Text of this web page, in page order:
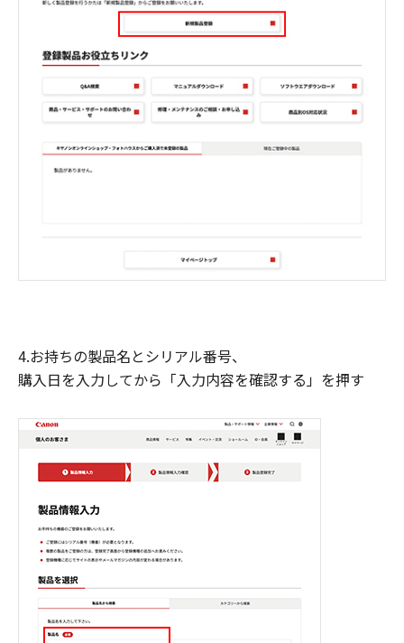
4.お持ちの製品名とシリアル番号、
購入日を入力してから「入力内容を確認する」を押す